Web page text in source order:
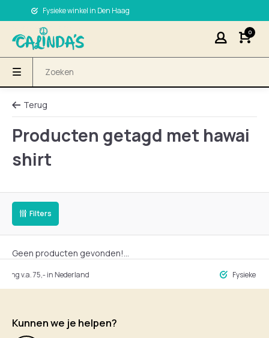
Fysieke winkel in Den Haag
0
Terug
Producten getagd met hawai
shirt
Filters
Geen producten gevonden!...
v.a. 75,- in Nederland Fysieke
Kunnen we je helpen?